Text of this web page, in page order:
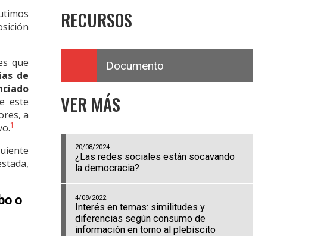
que
de
este
a
1
RECURSOS
Documento
VER MÁS
20/08/2024
¿Las redes sociales están socavando
la democracia?
4/08/2022
Interés en temas: similitudes y
diferencias según consumo de
información en torno al plebiscito